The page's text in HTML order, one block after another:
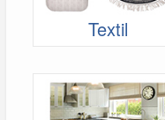
Textil